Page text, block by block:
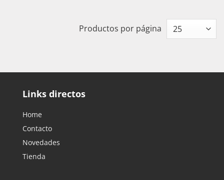
Productos por página
Links directos
Home
Contacto
Novedades
Tienda